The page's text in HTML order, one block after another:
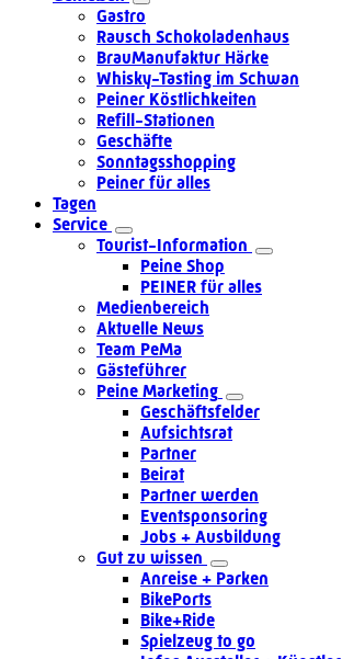
Gastro
Rausch Schokoladenhaus
BrauManufaktur Härke
Whisky-Tasting im Schwan
Peiner Köstlichkeiten
Refill-Stationen
Geschäfte
Sonntagsshopping
Peiner für alles
Tagen
Service
Tourist-Information
Peine Shop
PEINER für alles
Medienbereich
Aktuelle News
Team PeMa
Gästeführer
Peine Marketing
Geschäftsfelder
Aufsichtsrat
Partner
Beirat
Partner werden
Eventsponsoring
Jobs + Ausbildung
Gut zu wissen
Anreise + Parken
BikePorts
Bike+Ride
Spielzeug to go